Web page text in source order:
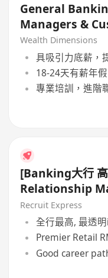
General
Managers &
Relationship
Wealth Dimensions
具吸引力底薪，
18-24天有薪年
專業培訓，進階
[Banking大行
Relationship
Recruit Express
全行最高, 最透
Premier Retail
Good career